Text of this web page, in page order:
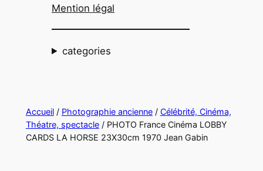
Mention légal
categories
Accueil/ Photographie ancienne/ Célébrité, Cinéma,
Théatre, spectacle/ PHOTO France Cinéma LOBBY
CARDS LA HORSE 23X30cm 1970 Jean Gabin